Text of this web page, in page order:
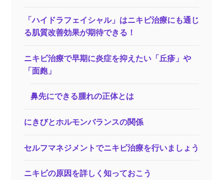
「ハイドラフェイシャル」はニキビ治療にも通じ
る肌質改善効果が期待できる！
ニキビ治療で早期に炎症を抑えたい「丘疹」や
「面皰」
鼻先にできる腫れの正体とは
にきびとホルモンバランスの関係
セルフマネジメントでニキビ治療を行いましょう
ニキビの原因を詳しく知っておこう